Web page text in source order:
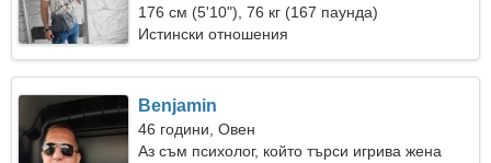
176 см (5'10"), 76 кг (167 паунда)
Истински отношения
Benjamin
46 години, Овен
Аз съм психолог, който търси игрива жена